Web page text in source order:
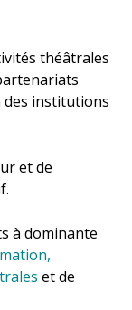
théâtrales
des institutions
et de
à dominante
et de